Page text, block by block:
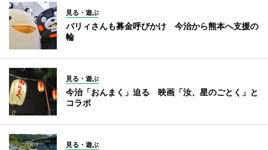
見る・遊ぶ
バリィさんも募金呼びかけ 今治から熊本へ支援の
輪
見る・遊ぶ
今治「おんまく」迫る 映画「汝、星のごとく」と
コラボ
見る・遊ぶ